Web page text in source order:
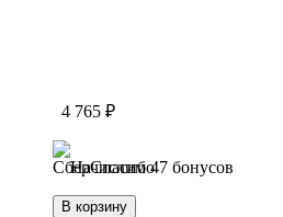
4 765 ₽
Начислим 47 бонусов
В корзину